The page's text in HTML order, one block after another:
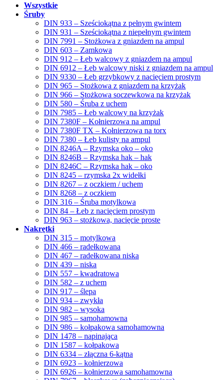
Wszystkie
Śruby
DIN 933 – Sześciokątna z pełnym gwintem
DIN 931 – Sześciokątna z niepełnym gwintem
DIN 7991 – Stożkowa z gniazdem na ampul
DIN 603 – Zamkowa
DIN 912 – Łeb walcowy z gniazdem na ampul
DIN 6912 – Łeb walcowy niski z gniazdem na ampul
DIN 9330 – Łeb grzybkowy z nacięciem prostym
DIN 965 – Stożkowa z gniazdem na krzyżak
DIN 966 – Stożkowa soczewkowa na krzyżak
DIN 580 – Śruba z uchem
DIN 7985 – Łeb walcowy na krzyżak
DIN 7380F – Kołnierzowa na ampul
DIN 7380F TX – Kołnierzowa na torx
DIN 7380 – Łeb kulisty na ampul
DIN 8246A – Rzymska oko – oko
DIN 8246B – Rzymska hak – hak
DIN 8246C – Rzymska hak – oko
DIN 8245 – rzymska 2x widełki
DIN 8267 – z oczkiem / uchem
DIN 8268 – z oczkiem
DIN 316 – Śruba motylkowa
DIN 84 – Łeb z nacięciem prostym
DIN 963 – stożkowa, nacięcie proste
Nakrętki
DIN 315 – motylkowa
DIN 466 – radełkowana
DIN 467 – radełkowana niska
DIN 439 – niska
DIN 557 – kwadratowa
DIN 582 – z uchem
DIN 917 – ślepa
DIN 934 – zwykła
DIN 982 – wysoka
DIN 985 – samohamowna
DIN 986 – kołpakowa samohamowna
DIN 1478 – napinająca
DIN 1587 – kołpakowa
DIN 6334 – złączna 6-kątna
DIN 6923 – kołnierzowa
DIN 6926 – kołnierzowa samohamowna